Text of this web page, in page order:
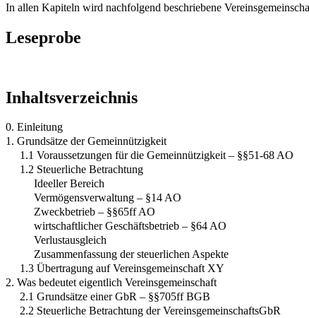
In allen Kapiteln wird nachfolgend beschriebene
Leseprobe
Inhaltsverzeichnis
0. Einleitung
1. Grundsätze der Gemeinnützigkeit
1.1 Voraussetzungen für die Gemeinnützigkeit – §§51-68 AO
1.2 Steuerliche Betrachtung
Ideeller Bereich
Vermögensverwaltung – §14 AO
Zweckbetrieb – §§65ff AO
wirtschaftlicher Geschäftsbetrieb – §64 AO
Verlustausgleich
Zusammenfassung der steuerlichen Aspekte
1.3 Übertragung auf Vereinsgemeinschaft XY
2. Was bedeutet eigentlich Vereinsgemeinschaft
2.1 Grundsätze einer GbR – §§705ff BGB
2.2 Steuerliche Betrachtung der VereinsgemeinschaftsGbR